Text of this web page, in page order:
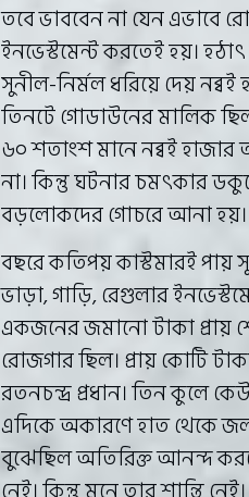
তবে ভাববেন না যেন এভাবে
ইনভেস্টমেন্ট করতেই হয়।
সুনীল-নির্মল ধরিয়ে দেয়
তিনটে গোডাউনের মালিক
৬০ শতাংশ মানে নব্বই
না। কিন্তু ঘটনার চমৎকার
বড়লোকদের গোচরে আনা হয়।
বছরে কতিপয় কাস্টমারই পায়
ভাড়া, গাড়ি, রেগুলার
একজনের জমানো টাকা প্রায়
রোজগার ছিল। প্রায় কোটি
রতনচন্দ্র প্রধান। তিন কুলে
এদিকে অকারণে হাত থেকে
বুঝেছিল অতিরিক্ত আনন্দ